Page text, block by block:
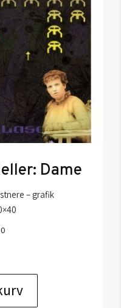
Dame
– grafik